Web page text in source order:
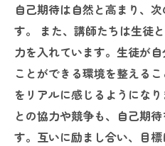
自己期待は自然と高まり、
す。 また、講師たちは生徒
力を入れています。生徒が
ことができる環境を整える
をリアルに感じるようにな
との協力や競争も、自己期
す。互いに励まし合い、目